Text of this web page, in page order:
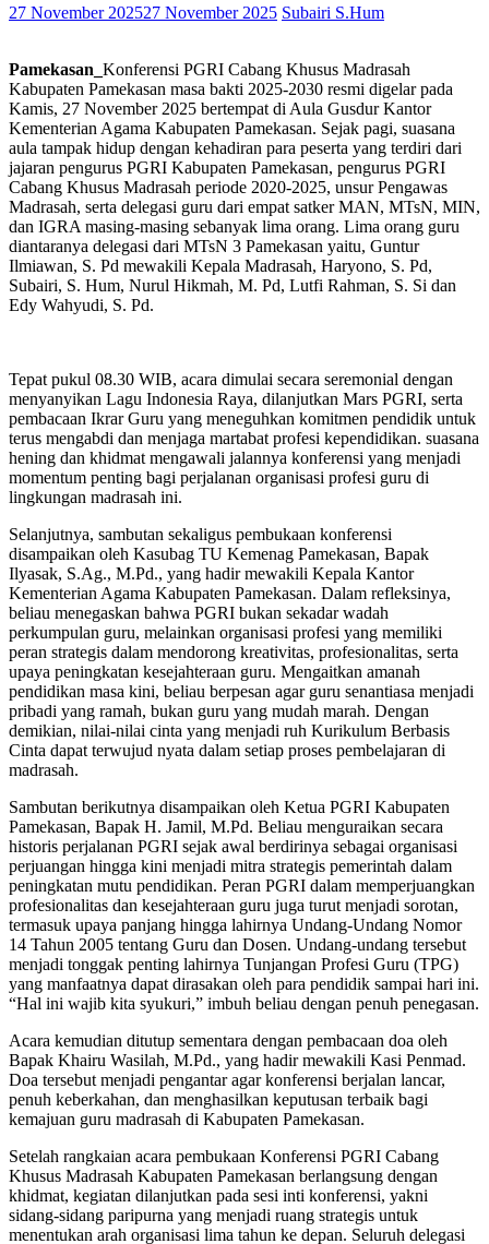
27 November 202527 November 2025 Subairi S.Hum
Pamekasan_ Konferensi PGRI Cabang Khusus Madrasah
Kabupaten Pamekasan masa bakti 2025-2030 resmi digelar pada
Kamis, 27 November 2025 bertempat di Aula Gusdur Kantor
Kementerian Agama Kabupaten Pamekasan. Sejak pagi, suasana
aula tampak hidup dengan kehadiran para peserta yang terdiri dari
jajaran pengurus PGRI Kabupaten Pamekasan, pengurus PGRI
Cabang Khusus Madrasah periode 2020-2025, unsur Pengawas
Madrasah, serta delegasi guru dari empat satker MAN, MTsN, MIN,
dan IGRA masing-masing sebanyak lima orang. Lima orang guru
diantaranya delegasi dari MTsN 3 Pamekasan yaitu, Guntur
Ilmiawan, S. Pd mewakili Kepala Madrasah, Haryono, S. Pd,
Subairi, S. Hum, Nurul Hikmah, M. Pd, Lutfi Rahman, S. Si dan
Edy Wahyudi, S. Pd.
Tepat pukul 08.30 WIB, acara dimulai secara seremonial dengan
menyanyikan Lagu Indonesia Raya, dilanjutkan Mars PGRI, serta
pembacaan Ikrar Guru yang meneguhkan komitmen pendidik untuk
terus mengabdi dan menjaga martabat profesi kependidikan. suasana
hening dan khidmat mengawali jalannya konferensi yang menjadi
momentum penting bagi perjalanan organisasi profesi guru di
lingkungan madrasah ini.
Selanjutnya, sambutan sekaligus pembukaan konferensi
disampaikan oleh Kasubag TU Kemenag Pamekasan, Bapak
Ilyasak, S.Ag., M.Pd., yang hadir mewakili Kepala Kantor
Kementerian Agama Kabupaten Pamekasan. Dalam refleksinya,
beliau menegaskan bahwa PGRI bukan sekadar wadah
perkumpulan guru, melainkan organisasi profesi yang memiliki
peran strategis dalam mendorong kreativitas, profesionalitas, serta
upaya peningkatan kesejahteraan guru. Mengaitkan amanah
pendidikan masa kini, beliau berpesan agar guru senantiasa menjadi
pribadi yang ramah, bukan guru yang mudah marah. Dengan
demikian, nilai-nilai cinta yang menjadi ruh Kurikulum Berbasis
Cinta dapat terwujud nyata dalam setiap proses pembelajaran di
madrasah.
Sambutan berikutnya disampaikan oleh Ketua PGRI Kabupaten
Pamekasan, Bapak H. Jamil, M.Pd. Beliau menguraikan secara
historis perjalanan PGRI sejak awal berdirinya sebagai organisasi
perjuangan hingga kini menjadi mitra strategis pemerintah dalam
peningkatan mutu pendidikan. Peran PGRI dalam memperjuangkan
profesionalitas dan kesejahteraan guru juga turut menjadi sorotan,
termasuk upaya panjang hingga lahirnya Undang-Undang Nomor
14 Tahun 2005 tentang Guru dan Dosen. Undang-undang tersebut
menjadi tonggak penting lahirnya Tunjangan Profesi Guru (TPG)
yang manfaatnya dapat dirasakan oleh para pendidik sampai hari ini.
“Hal ini wajib kita syukuri,” imbuh beliau dengan penuh penegasan.
Acara kemudian ditutup sementara dengan pembacaan doa oleh
Bapak Khairu Wasilah, M.Pd., yang hadir mewakili Kasi Penmad.
Doa tersebut menjadi pengantar agar konferensi berjalan lancar,
penuh keberkahan, dan menghasilkan keputusan terbaik bagi
kemajuan guru madrasah di Kabupaten Pamekasan.
Setelah rangkaian acara pembukaan Konferensi PGRI Cabang
Khusus Madrasah Kabupaten Pamekasan berlangsung dengan
khidmat, kegiatan dilanjutkan pada sesi inti konferensi, yakni
sidang-sidang paripurna yang menjadi ruang strategis untuk
menentukan arah organisasi lima tahun ke depan. Seluruh delegasi